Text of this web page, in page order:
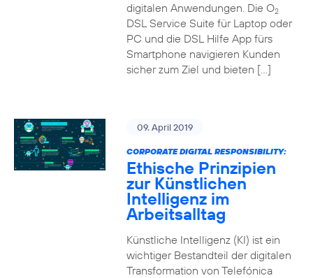
digitalen Anwendungen. Die O2
DSL Service Suite für Laptop oder
PC und die DSL Hilfe App fürs
Smartphone navigieren Kunden
sicher zum Ziel und bieten […]
09. April 2019
CORPORATE DIGITAL RESPONSIBILITY:
Ethische Prinzipien
zur Künstlichen
Intelligenz im
Arbeitsalltag
Künstliche Intelligenz (KI) ist ein
wichtiger Bestandteil der digitalen
Transformation von Telefónica